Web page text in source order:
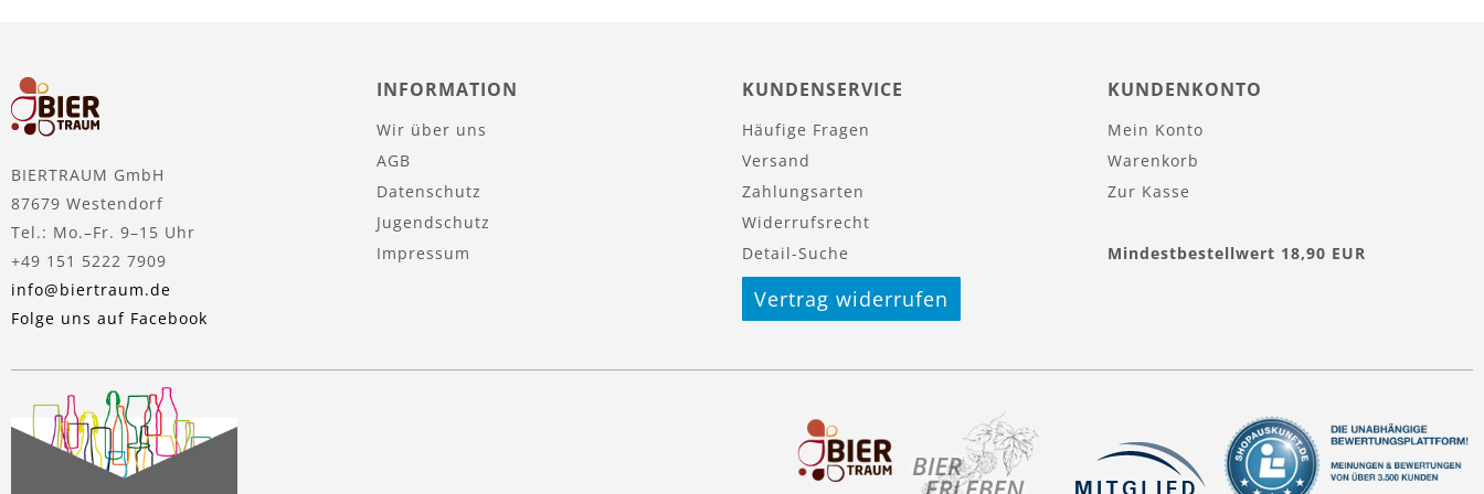
BIERTRAUM GmbH
87679 Westendorf
Tel.: Mo.–Fr. 9–15 Uhr
+49 151 5222 7909
info@biertraum.de
Folge uns auf Facebook
INFORMATION
Wir über uns
AGB
Datenschutz
Jugendschutz
Impressum
KUNDENSERVICE
Häufige Fragen
Versand
Zahlungsarten
Widerrufsrecht
Detail-Suche
Vertrag widerrufen
KUNDENKONTO
Mein Konto
Warenkorb
Zur Kasse
Mindestbestellwert 18,90 EUR